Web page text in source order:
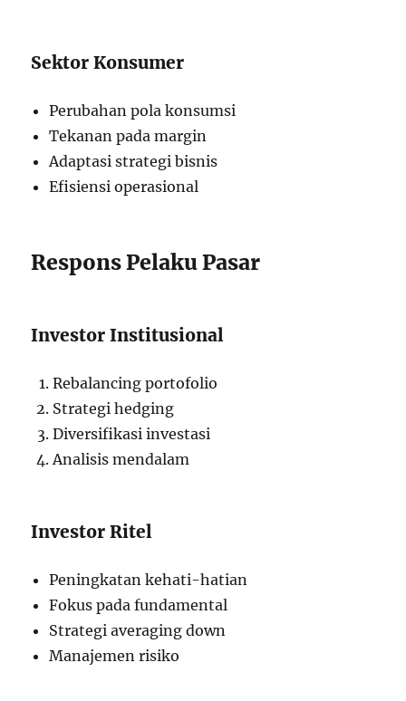
Sektor Konsumer
Perubahan pola konsumsi
Tekanan pada margin
Adaptasi strategi bisnis
Efisiensi operasional
Respons Pelaku Pasar
Investor Institusional
Rebalancing portofolio
Strategi hedging
Diversifikasi investasi
Analisis mendalam
Investor Ritel
Peningkatan kehati-hatian
Fokus pada fundamental
Strategi averaging down
Manajemen risiko